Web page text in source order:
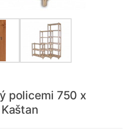
policemi 750 x